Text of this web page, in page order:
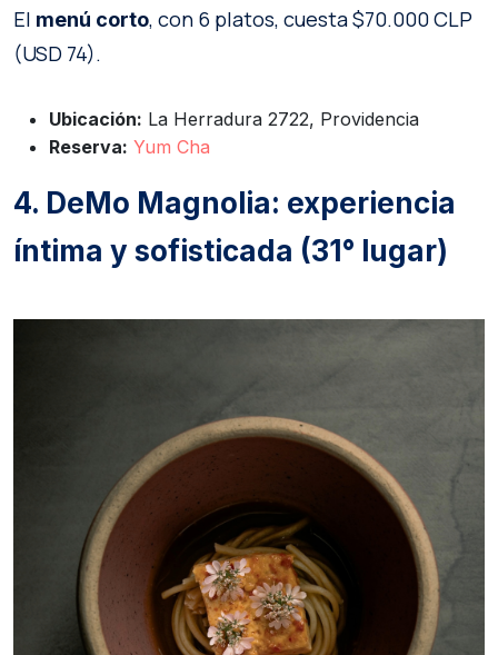
El menú corto, con 6 platos, cuesta $70.000 CLP
(USD 74).
Ubicación: La Herradura 2722, Providencia
Reserva: Yum Cha
4. DeMo Magnolia: experiencia
íntima y sofisticada (31° lugar)